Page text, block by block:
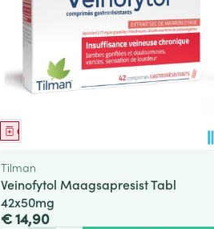
Geneesmiddel
Tilman
Veinofytol Maagsapresist Tabl
42x50mg
€ 14,90